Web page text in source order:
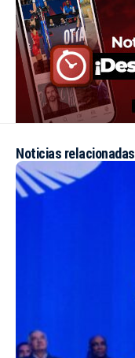
Noticias relacionadas